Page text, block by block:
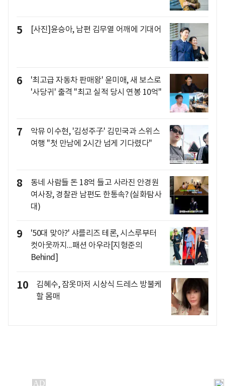
5 [사진]윤승아, 남편 김무열 어깨에 기대어
6
'최고급 자동차 판매왕' 윤미애, 새 보스로
'사당귀' 출격 "최고 실적 당시 연봉 10억"
7
악뮤 이수현, '김성주子' 김민국과 스위스
여행 "첫 만남에 2시간 넘게 기다렸다"
8
동네 사람들 돈 18억 들고 사라진 안경원
여사장, 경찰관 남편도 한통속? (실화탐사
대)
9
'50대 맞아?' 샤를리즈 테론, 시스루부터
컷아웃까지...패션 아우라[지형준의
Behind]
10
김혜수, 잠옷마저 시상식 드레스 방불케
할 몸매